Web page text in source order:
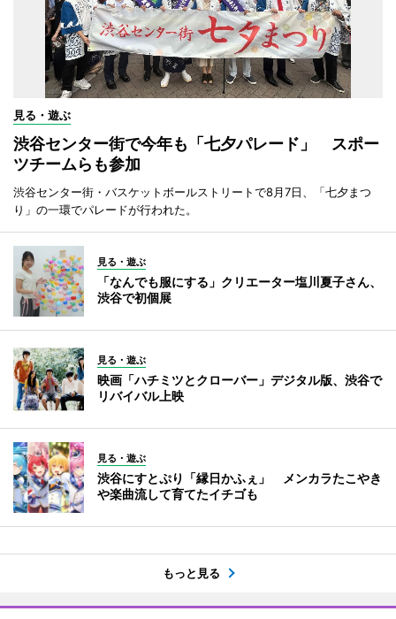
見る・遊ぶ
渋谷センター街で今年も「七夕パレード」 スポー
ツチームらも参加
渋谷センター街・バスケットボールストリートで8月7日、「七夕まつ
り」の一環でパレードが行われた。
見る・遊ぶ
「なんでも服にする」クリエーター塩川夏子さん、
渋谷で初個展
見る・遊ぶ
映画「ハチミツとクローバー」デジタル版、渋谷で
リバイバル上映
見る・遊ぶ
渋谷にすとぷり「縁日かふぇ」 メンカラたこやき
や楽曲流して育てたイチゴも
もっと見る